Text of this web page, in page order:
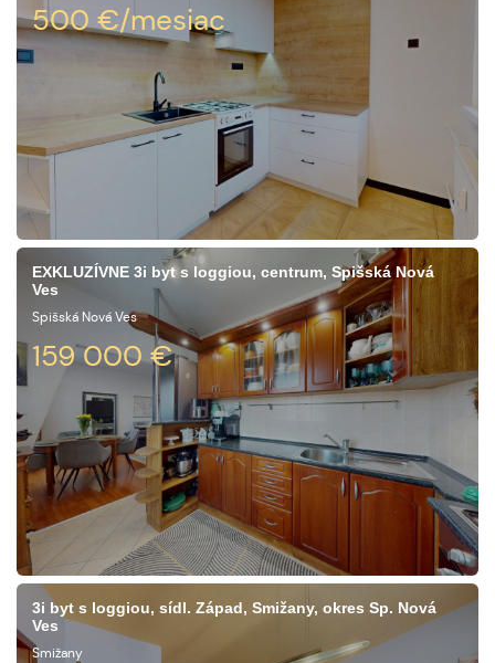
500€/mesiac
EXKLUZÍVNE 3i byt s loggiou, centrum, Spišská Nová
Ves
Spišská Nová Ves
159 000€
3i byt s loggiou, sídl. Západ, Smižany, okres Sp. Nová
Ves
Smižany